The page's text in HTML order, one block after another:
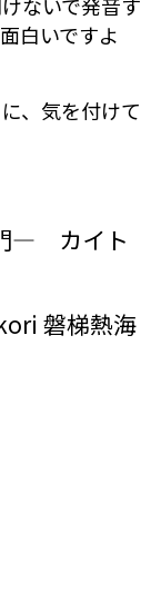
白いですよ
、気を付けて
― カイト
磐梯熱海